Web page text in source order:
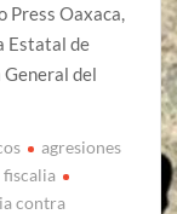
Press Oaxaca,
Estatal de
del
agresiones
fiscalia
contra